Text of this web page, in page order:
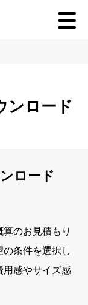
ンロード
ロード
のお見積もり
条件を選択し
用感やサイズ感